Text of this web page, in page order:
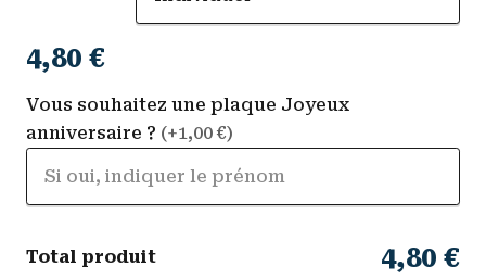
4,80 €
Vous souhaitez une plaque Joyeux
anniversaire ? (+1,00 €)
Total produit 4,80 €